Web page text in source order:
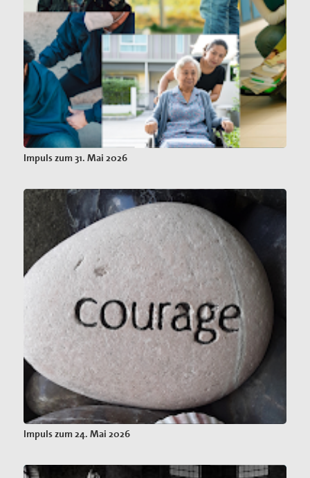
Impuls zum 31. Mai 2026
Impuls zum 24. Mai 2026